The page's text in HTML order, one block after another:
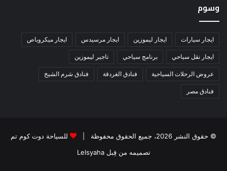
وسوم
ايجار سيارات ايجار ليموزين ايجار مرسيدس ايجار ميكروباص
ايجار نقل سياحي برنامج سياحي تاجير ليموزين
عروض الرحلات السياحية فنادق الغردقة فنادق شرم الشيخ
فنادق مصر
© حقوق النشر 2026، جميع الحقوق محفوظة |
للسياحة دوت كوم تم
تصميمه من قِبل Lelsyaha